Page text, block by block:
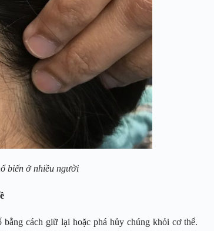
biến ở nhiều người
cách giữ lại hoặc phá hủy chúng khỏi cơ thể.